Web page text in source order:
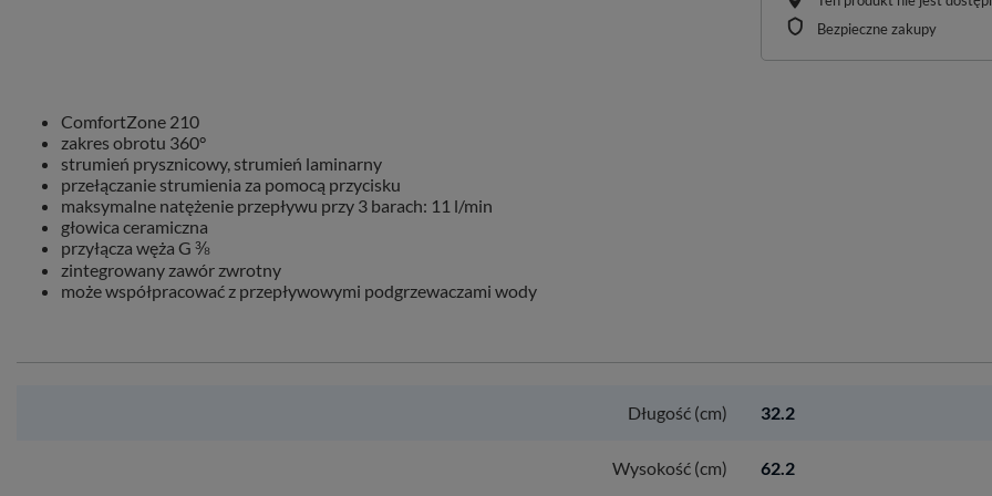
Bezpieczne zakupy
ComfortZone 210
zakres obrotu 360°
strumień prysznicowy, strumień laminarny
przełączanie strumienia za pomocą przycisku
maksymalne natężenie przepływu przy 3 barach: 11 l/min
głowica ceramiczna
przyłącza węża G ⅜
zintegrowany zawór zwrotny
może współpracować z przepływowymi podgrzewaczami wody
Długość (cm) 32.2
Wysokość (cm) 62.2